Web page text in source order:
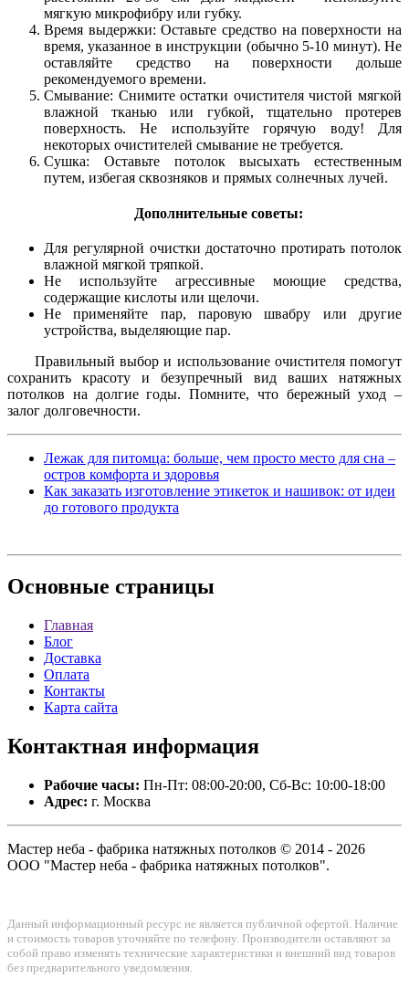
мягкую микрофибру или губку.
Время выдержки: Оставьте средство на поверхности на
время, указанное в инструкции (обычно 5-10 минут). Не
оставляйте средство на поверхности дольше
рекомендуемого времени.
Смывание: Снимите остатки очистителя чистой мягкой
влажной тканью или губкой, тщательно протерев
поверхность. Не используйте горячую воду! Для
некоторых очистителей смывание не требуется.
Сушка: Оставьте потолок высыхать естественным
путем, избегая сквозняков и прямых солнечных лучей.
Дополнительные советы:
Для регулярной очистки достаточно протирать потолок
влажной мягкой тряпкой.
Не используйте агрессивные моющие средства,
содержащие кислоты или щелочи.
Не применяйте пар, паровую швабру или другие
устройства, выделяющие пар.
Правильный выбор и использование очистителя помогут
сохранить красоту и безупречный вид ваших натяжных
потолков на долгие годы. Помните, что бережный уход –
залог долговечности.
Лежак для питомца: больше, чем просто место для сна –
остров комфорта и здоровья
Как заказать изготовление этикеток и нашивок: от идеи
до готового продукта
Основные страницы
Главная
Блог
Доставка
Оплата
Контакты
Карта сайта
Контактная информация
Рабочие часы: Пн-Пт: 08:00-20:00, Сб-Вс: 10:00-18:00
Адрес: г. Москва
Мастер неба - фабрика натяжных потолков © 2014 - 2026
ООО "Мастер неба - фабрика натяжных потолков".
Данный информационный ресурс не является публичной офертой. Наличие
и стоимость товаров уточняйте по телефону. Производители оставляют за
собой право изменять технические характеристики и внешний вид товаров
без предварительного уведомления.